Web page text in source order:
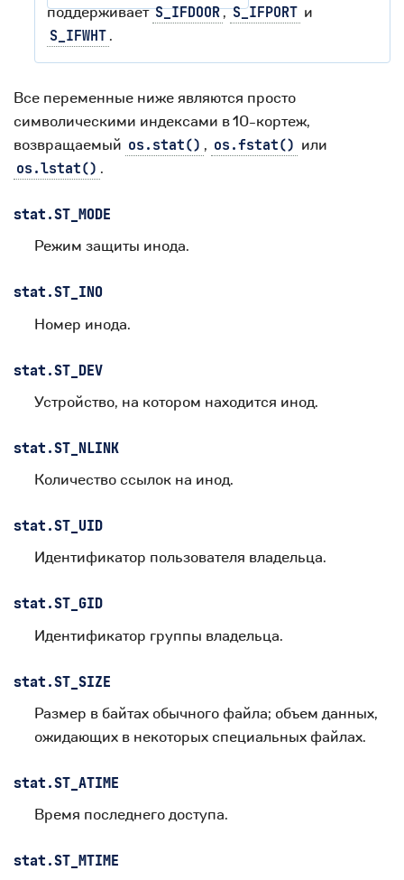
поддерживаетS_IFDOOR,S_IFPORT и
S_IFWHT .
Все переменные ниже являются просто
символическими индексами в 10-кортеж,
возвращаемый os.stat() , os.fstat() или
os.lstat() .
stat.ST_MODE
Режим защиты инода.
stat.ST_INO
Номер инода.
stat.ST_DEV
Устройство, на котором находится инод.
stat.ST_NLINK
Количество ссылок на инод.
stat.ST_UID
Идентификатор пользователя владельца.
stat.ST_GID
Идентификатор группы владельца.
stat.ST_SIZE
Размер в байтах обычного файла; объем данных,
ожидающих в некоторых специальных файлах.
stat.ST_ATIME
Время последнего доступа.
stat.ST_MTIME